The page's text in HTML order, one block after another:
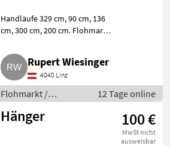
Handläufe 329 cm, 90 cm, 136
cm, 300 cm, 200 cm. Flohmarkt
Rupert Wiesinger
4040 Linz
Flohmarkt /
Sonstiges Flohmarkt
12 Tage online
Hänger 100 €
MwSt nicht
ausweisbar